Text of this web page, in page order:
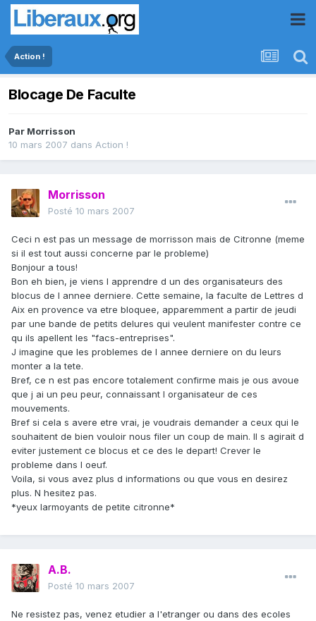
Action !
Blocage De Faculte
Par Morrisson
10 mars 2007 dans Action !
Morrisson
Posté 10 mars 2007
Ceci n est pas un message de morrisson mais de Citronne (meme
si il est tout aussi concerne par le probleme)
Bonjour a tous!
Bon eh bien, je viens l apprendre d un des organisateurs des
blocus de l annee derniere. Cette semaine, la faculte de Lettres d
Aix en provence va etre bloquee, apparemment a partir de jeudi
par une bande de petits delures qui veulent manifester contre ce
qu ils apellent les "facs-entreprises".
J imagine que les problemes de l annee derniere on du leurs
monter a la tete.
Bref, ce n est pas encore totalement confirme mais je ous avoue
que j ai un peu peur, connaissant l organisateur de ces
mouvements.
Bref si cela s avere etre vrai, je voudrais demander a ceux qui le
souhaitent de bien vouloir nous filer un coup de main. Il s agirait d
eviter justement ce blocus et ce des le depart! Crever le
probleme dans l oeuf.
Voila, si vous avez plus d informations ou que vous en desirez
plus. N hesitez pas.
*yeux larmoyants de petite citronne*
A.B.
Posté 10 mars 2007
Ne resistez pas, venez etudier a l'etranger ou dans des ecoles